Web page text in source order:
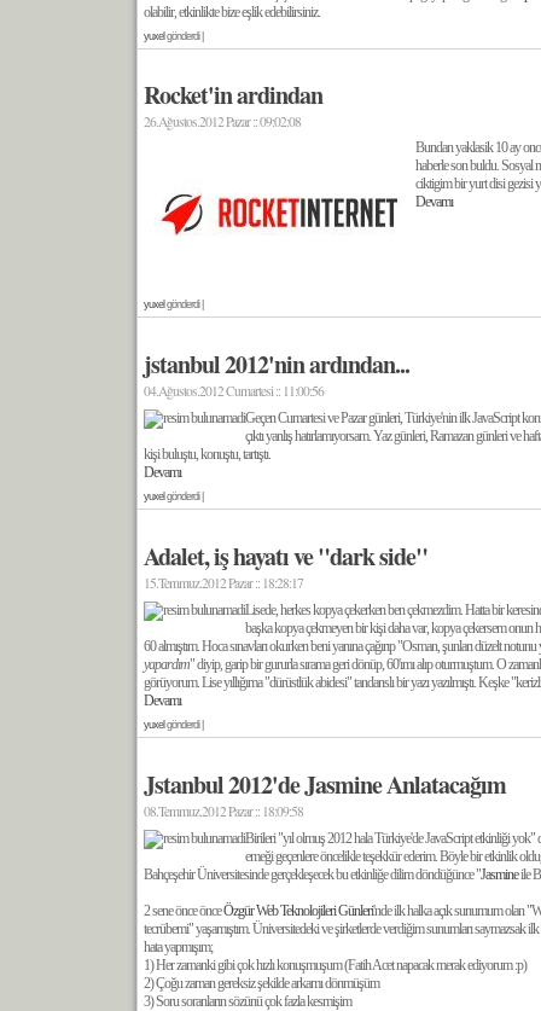
olabilir, etkinlikte bize eşlik edebilirsiniz.
yuxel gönderdi |
Rocket'in ardindan
26.Ağustos.2012 Pazar :: 09:02:08
Bundan yaklasik 10 ay
haberle son buldu. Sosyal
ciktigim bir yurt disi gezisi
Devamı
yuxel gönderdi |
jstanbul 2012'nin ardından...
04.Ağustos.2012 Cumartesi :: 11:00:56
Geçen Cumartesi ve Pazar günleri, Türkiye'nin ilk JavaScript
çıktı yanlış hatırlamıyorsam. Yaz günleri, Ramazan günleri ve
kişi buluştu, konuştu, tartıştı.
Devamı
yuxel gönderdi |
Adalet, iş hayatı ve "dark side"
15.Temmuz.2012 Pazar :: 18:28:17
Lisede, herkes kopya çekerken ben çekmezdim. Hatta bir
başka kopya çekmeyen bir kişi daha var, kopya çekersem onun
60 almıştım. Hoca sınavları okurken beni yanına çağırıp "Osman, şunları düzelt
yapardım" diyip, garip bir gururla sırama geri dönüp, 60'ımı alıp oturmuştum. O
görüyorum. Lise yıllığıma "dürüstlük abidesi" tandanslı bir yazı yazılmıştı. Keşke
Devamı
yuxel gönderdi |
Jstanbul 2012'de Jasmine Anlatacağım
08.Temmuz.2012 Pazar :: 18:09:58
Birileri "yıl olmuş 2012 hala Türkiye'de JavaScript etkinliği
emeği geçenlere öncelikle teşekkür ederim. Böyle bir etkinlik
Bahçeşehir Üniversitesinde gerçekleşecek bu etkinliğe dilim döndüğünce "Jasmineile
2 sene önce önceÖzgür Web Teknolojileri Günleri'nde ilk halka açık sunumum olan
tecrübemi" yaşamıştım. Üniversitedeki ve şirketlerde verdiğim sunumları saymazsak
hata yapmışım;
1) Her zamanki gibi çok hızlı konuşmuşum (Fatih Acet napacak merak ediyorum :p)
2) Çoğu zaman gereksiz şekilde arkamı dönmüşüm
3) Soru soranların sözünü çok fazla kesmişim